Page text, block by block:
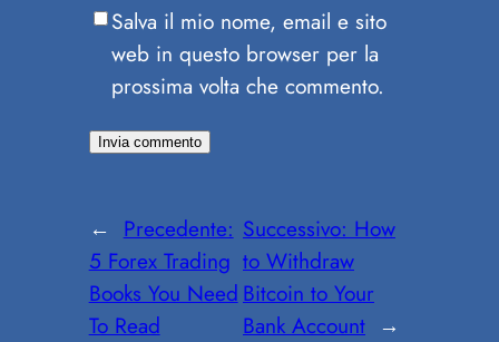
Salva il mio nome, email e sito
web in questo browser per la
prossima volta che commento.
← Precedente:
5 Forex Trading
Books You Need
To Read
Successivo: How
to Withdraw
Bitcoin to Your
Bank Account →